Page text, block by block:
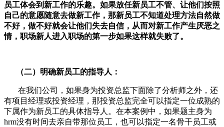
员工体会到新工作的乐趣。如果放任新员工不管、让他们按照
自己的意愿随意去做新工作，那新员工不知道处理方法自然做
不好，做不好就会让他们失去自信，从而对新工作产生厌恶之
情，职场新人进入职场的第一步如果这样就失败了。
（二）明确新员工的指导人：
在我们公司，如果身为投资总监下面除了分析师之外，还
有项目经理或投资经理，那投资总监完全可以指定一位成熟的
下属作为新员工的具体指导人。在本案例中，如果题主身为
hrm没有时间去亲自带那位员工，也可以指定一名骨干员工或